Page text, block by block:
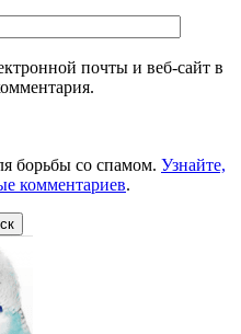
почты и веб-сайт в
борьбы со спамом. Узнайте,
комментариев.